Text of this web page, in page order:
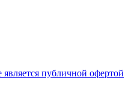
публичной офертой